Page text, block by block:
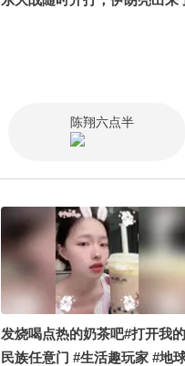
陈翔六点半
发烧喝点热的奶茶吧#打开我的
民族任意门 #生活趣玩家 #地